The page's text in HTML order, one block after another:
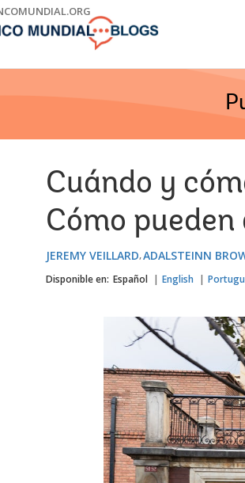
Cuándo y
Cómo
JEREMY VEILLARD ADALSTEINN
Disponible en: Español English
Image